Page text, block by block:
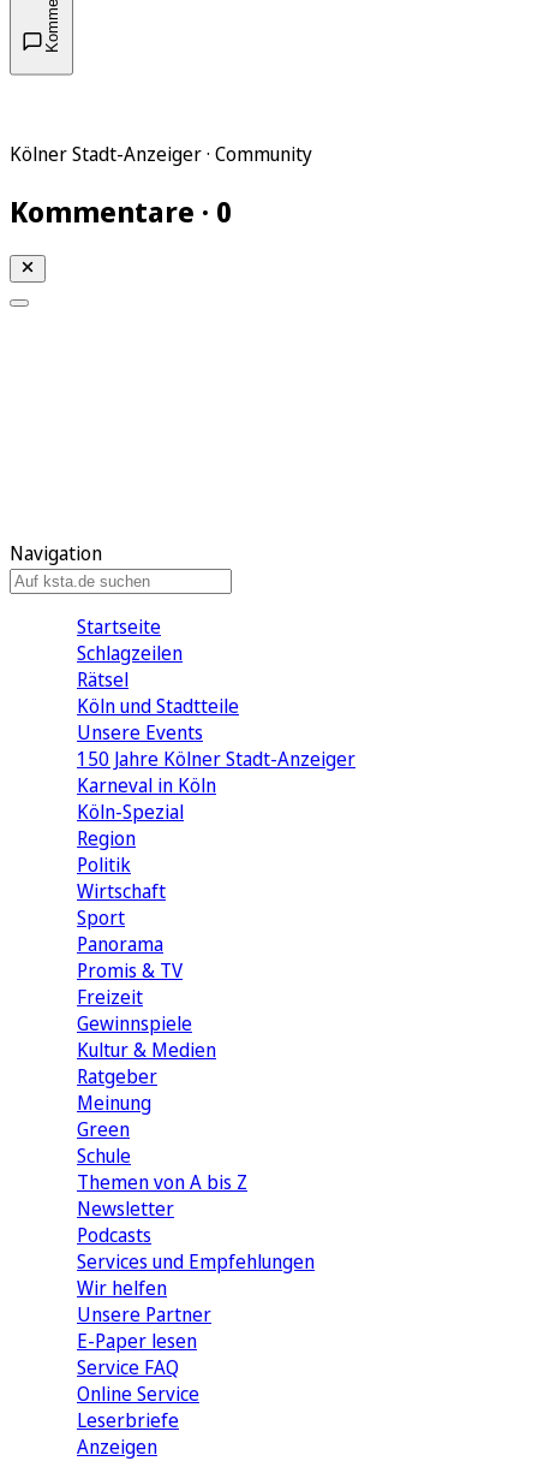
Kölner Stadt-Anzeiger · Community
Kommentare · 0
Navigation
Startseite
Schlagzeilen
Rätsel
Köln und Stadtteile
Unsere Events
150 Jahre Kölner Stadt-Anzeiger
Karneval in Köln
Köln-Spezial
Region
Politik
Wirtschaft
Sport
Panorama
Promis & TV
Freizeit
Gewinnspiele
Kultur & Medien
Ratgeber
Meinung
Green
Schule
Themen von A bis Z
Newsletter
Podcasts
Services und Empfehlungen
Wir helfen
Unsere Partner
E-Paper lesen
Service FAQ
Online Service
Leserbriefe
Anzeigen